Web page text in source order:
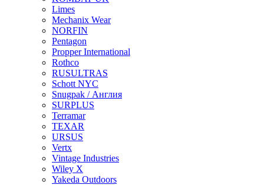
Limes
Mechanix Wear
NORFIN
Pentagon
Propper International
Rothco
RUSULTRAS
Schott NYC
Snugpak / Англия
SURPLUS
Terramar
TEXAR
URSUS
Vertx
Vintage Industries
Wiley X
Yakeda Outdoors